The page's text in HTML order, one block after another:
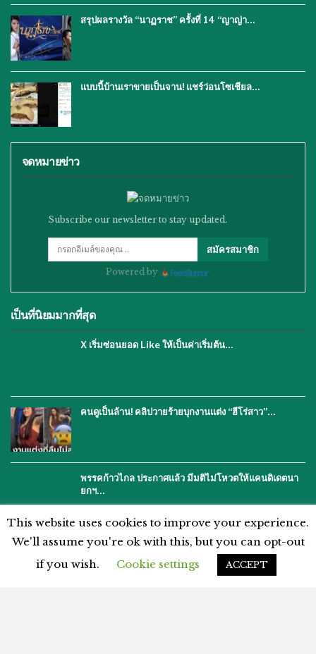
สรุปผลรางวัล “นาฏราช” ครั้งที่ 14 “ญาญ่า…
แบบนี้บ้านเราขายเป็นจาน! แชร์ว่อนโซเชียล…
จดหมายข่าว
Subscribe our newsletter to stay updated.
สมัครสมาชิก
Powered by
เป็นที่นิยมมากที่สุด
X เริ่มซ่อนยอด Like ให้เป็นค่าเริ่มต้น…
คนดูเป็นล้าน! คลิปวายร้ายบุกงานแต่ง “ฮีโร่สาว”…
พรรคก้าวไกล ประกาศแล้ว มีมติไม่โหวตให้แคนดิเดตนา
ยกฯ…
นโยบายความเป็นส่วนตัว
This website uses cookies to improve your experience.
We'll assume you're ok with this, but you can opt-out
if you wish.
Cookie settings ACCEPT